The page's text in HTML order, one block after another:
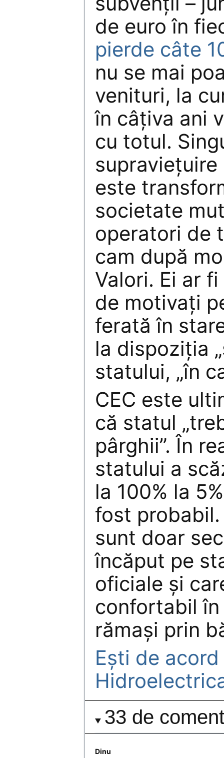
de euro în
pierde câte
nu se mai
venituri, la
în câţiva ani
cu totul.
este
societate
operatori de
cam după
Valori. Ei ar
de motivaţi
ferată în
la dispoziţia
statului, „în
CEC este
că statul
pârghii”. În
statului a
la 100% la
fost probabil.
sunt doar
încăput pe
oficiale şi
confortabil
rămaşi prin
Eşti de
33 de
Dinu